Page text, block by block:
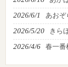
2026/6/1 あおぞ
2026/5/20 きら
2026/4/6 春一番